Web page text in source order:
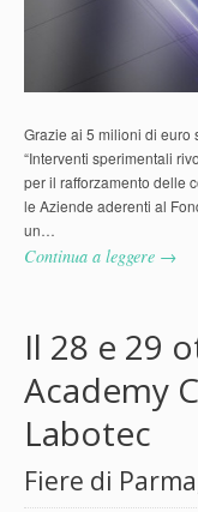
Grazie ai 5 milioni di euro
“Interventi sperimentali
per il rafforzamento delle
le Aziende aderenti al
un…
Continua a leggere →
Il 28 e 29
Academy
Labotec
Fiere di